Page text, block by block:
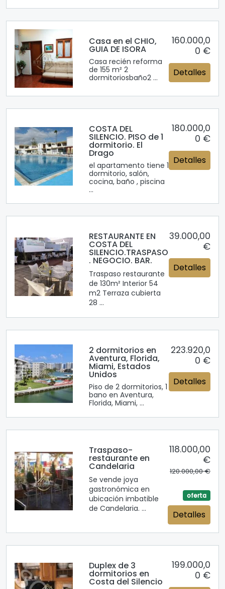
Casa en el CHIO,
GUIA DE ISORA
Casa recién reforma
de 155 m² 2
dormitoriosbaño2 ...
160.000,0
0 €
Detalles
COSTA DEL
SILENCIO. PISO de 1
dormitorio. El
Drago
el apartamento tiene 1
dormitorio, salón,
cocina, baño , piscina
...
180.000,0
0 €
Detalles
RESTAURANTE EN
COSTA DEL
SILENCIO.TRASPASO
. NEGOCIO. BAR.
Traspaso restaurante
de 130m² Interior 54
m2 Terraza cubierta
28 ...
39.000,00
€
Detalles
2 dormitorios en
Aventura, Florida,
Miami, Estados
Unidos
Piso de 2 dormitorios, 1
bano en Aventura,
Florida, Miami, ...
223.920,0
0 €
Detalles
Traspaso-
restaurante en
Candelaria
Se vende joya
gastronómica en
ubicación imbatible
de Candelaria. ...
118.000,00
€
120.000,00 €
oferta
Detalles
Duplex de 3
dormitorios en
Costa del Silencio
199.000,0
0 €